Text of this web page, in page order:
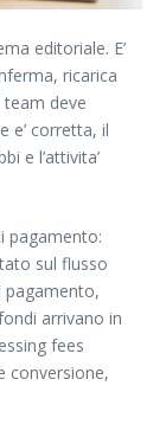
editoriale. E’
ricarica
deve
e’ corretta, il
e l’attivita’
pagamento:
sul flusso
pagamento,
arrivano in
fees
conversione,